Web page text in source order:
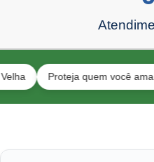
Proteja quem você ama com